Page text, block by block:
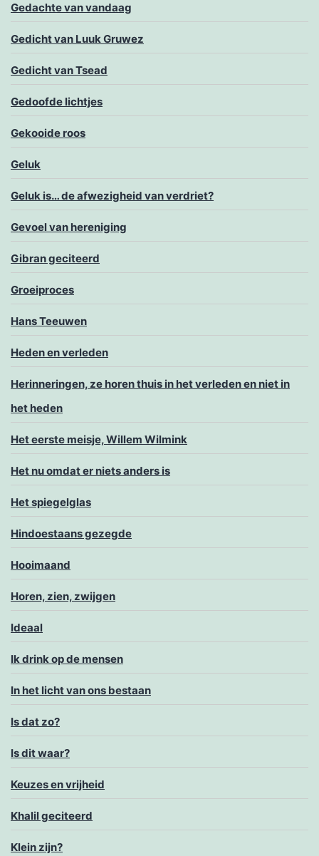
Gedachte van vandaag
Gedicht van Luuk Gruwez
Gedicht van Tsead
Gedoofde lichtjes
Gekooide roos
Geluk
Geluk is… de afwezigheid van verdriet?
Gevoel van hereniging
Gibran geciteerd
Groeiproces
Hans Teeuwen
Heden en verleden
Herinneringen, ze horen thuis in het verleden en niet in
het heden
Het eerste meisje, Willem Wilmink
Het nu omdat er niets anders is
Het spiegelglas
Hindoestaans gezegde
Hooimaand
Horen, zien, zwijgen
Ideaal
Ik drink op de mensen
In het licht van ons bestaan
Is dat zo?
Is dit waar?
Keuzes en vrijheid
Khalil geciteerd
Klein zijn?